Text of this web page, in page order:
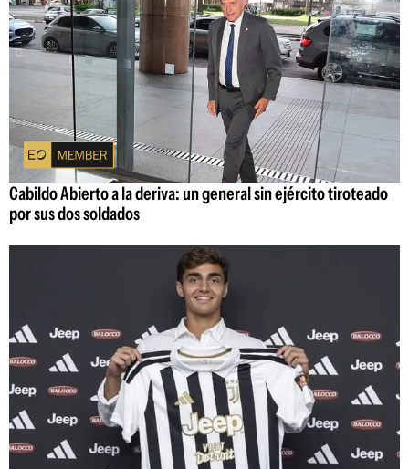
Cabildo Abierto a la deriva: un general sin ejército tiroteado
por sus dos soldados